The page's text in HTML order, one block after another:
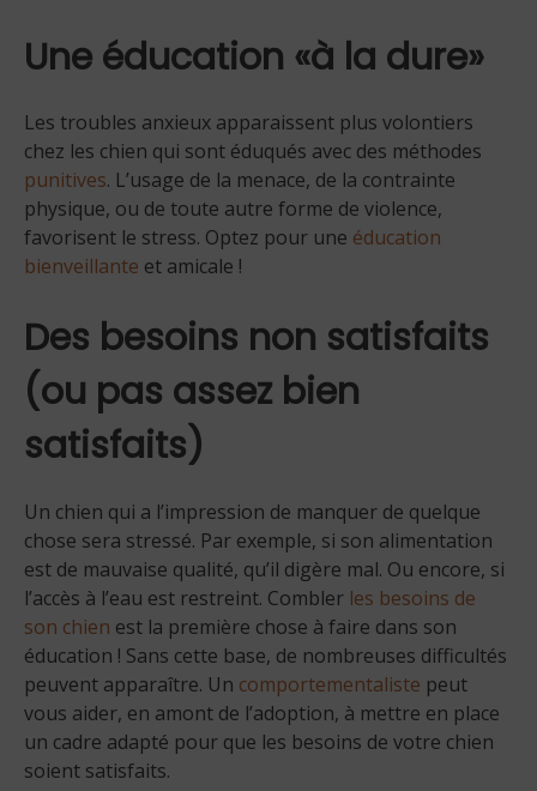
Une éducation «à la dure»
Les troubles anxieux apparaissent plus volontiers
chez les chien qui sont éduqués avec des méthodes
punitives. L’usage de la menace, de la contrainte
physique, ou de toute autre forme de violence,
favorisent le stress. Optez pour une éducation
bienveillante et amicale !
Des besoins non satisfaits
(ou pas assez bien
satisfaits)
Un chien qui a l’impression de manquer de quelque
chose sera stressé. Par exemple, si son alimentation
est de mauvaise qualité, qu’il digère mal. Ou encore, si
l’accès à l’eau est restreint. Combler les besoins de
son chien est la première chose à faire dans son
éducation ! Sans cette base, de nombreuses difficultés
peuvent apparaître. Un comportementaliste peut
vous aider, en amont de l’adoption, à mettre en place
un cadre adapté pour que les besoins de votre chien
soient satisfaits.